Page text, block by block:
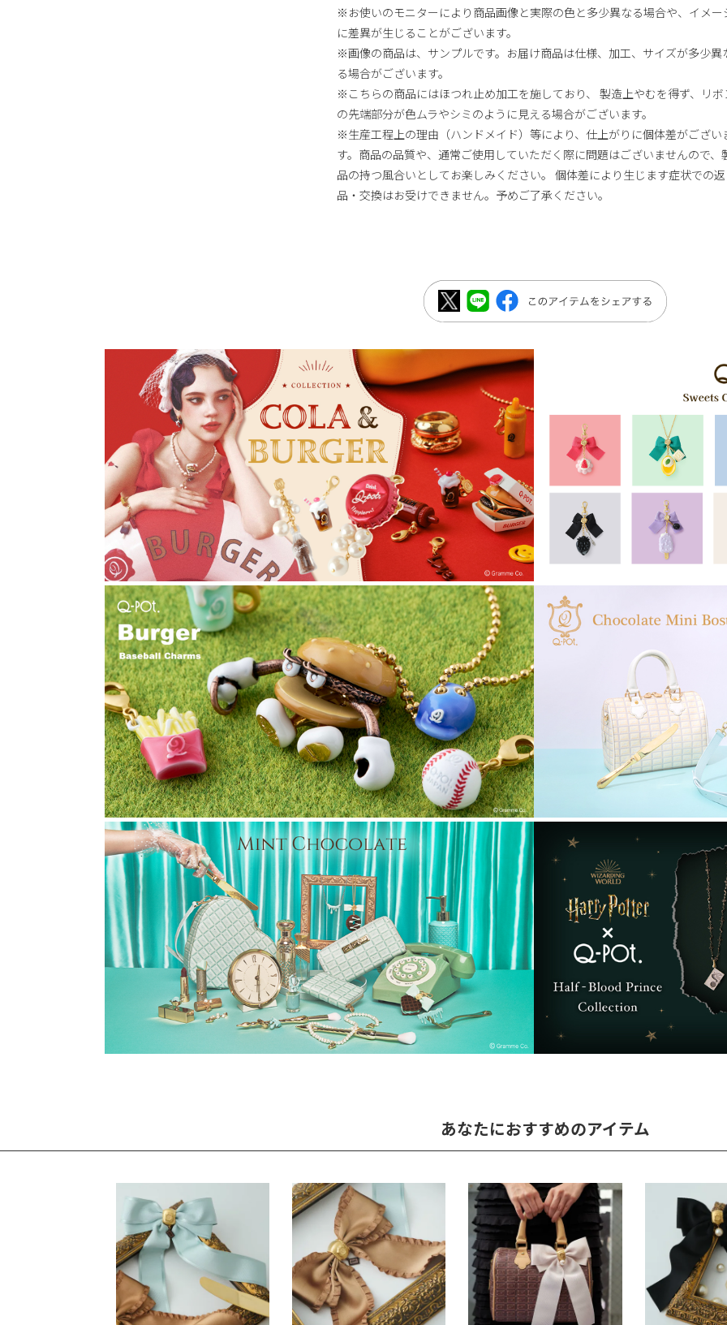
※お使いのモニターにより商品画像と実際の色と多少異なる場合や、イメー
に差異が生じることがございます。
※画像の商品は、サンプルです。お届け商品は仕様、加工、サイズが多少異
る場合がございます。
※こちらの商品にはほつれ止め加工を施しており、 製造上やむを得ず、リボ
の先端部分が色ムラやシミのように見える場合がございます。
※生産工程上の理由（ハンドメイド）等により、仕上がりに個体差がござい
す。商品の品質や、通常ご使用していただく際に問題はございませんので、
品の持つ風合いとしてお楽しみください。 個体差により生じます症状での返
品・交換はお受けできません。予めご了承ください。
あなたにおすすめのアイテム